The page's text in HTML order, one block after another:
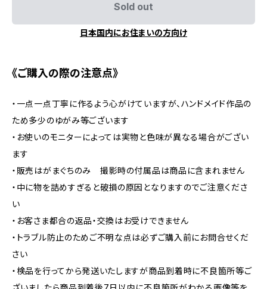
Sold out
日本国内にお住まいの方向け
《ご購入の際の注意点》
・一点一点丁寧に作るよう心がけていますが、ハンドメイド作品の
ため多少のゆがみ等ございます
・お使いのモニターによっては実物と色味が異なる場合がござい
ます
・販売はがまぐちのみ 撮影時の付属品は商品に含まれません
・中に物を詰めすぎると破損の原因となりますのでご注意くださ
い
・お客さま都合の返品・交換はお受けできません
・トラブル防止のためご不明な点は必ずご購入前にお問合せくだ
さい
・検品を行ってから発送いたしますが商品到着時に不良箇所等ご